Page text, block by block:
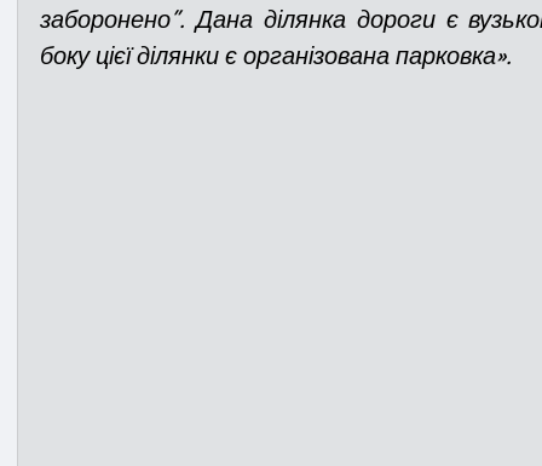
заборонено”. Дана ділянка дороги є
боку цієї ділянки є організована парковка».